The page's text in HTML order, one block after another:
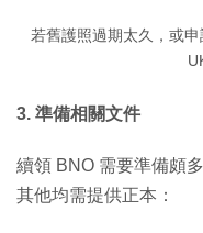
若舊護照過期太久，或
3. 準備相關文件
續領 BNO 需要準備頗
其他均需提供正本：